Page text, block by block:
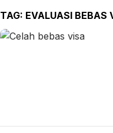
TAG: EVALUASI BEBAS